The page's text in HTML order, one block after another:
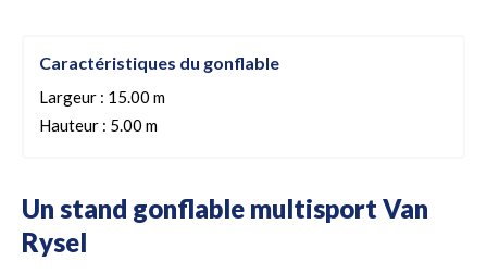
Caractéristiques du gonflable
Largeur : 15.00 m
Hauteur : 5.00 m
Un stand gonflable multisport Van
Rysel